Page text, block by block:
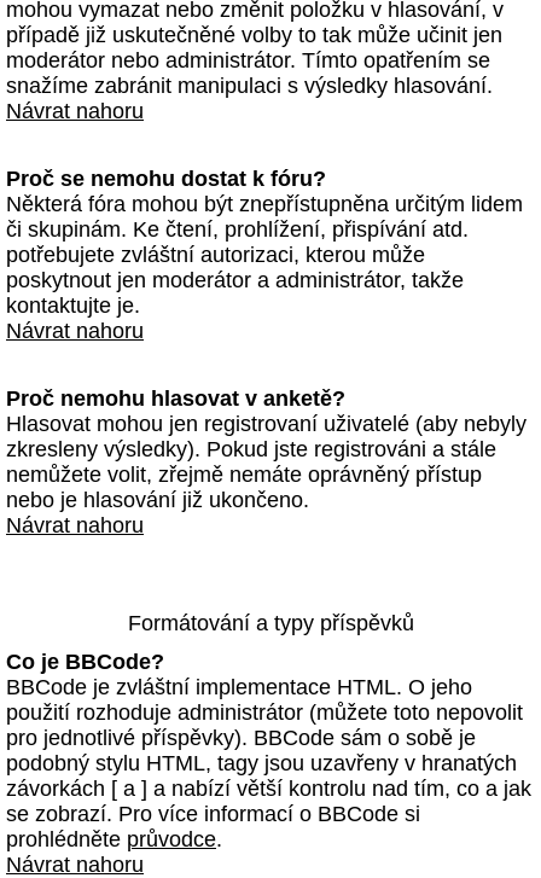
mohou vymazat nebo změnit položku v hlasování, v
případě již uskutečněné volby to tak může učinit jen
moderátor nebo administrátor. Tímto opatřením se
snažíme zabránit manipulaci s výsledky hlasování.
Návrat nahoru
Proč se nemohu dostat k fóru?
Některá fóra mohou být znepřístupněna určitým lidem
či skupinám. Ke čtení, prohlížení, přispívání atd.
potřebujete zvláštní autorizaci, kterou může
poskytnout jen moderátor a administrátor, takže
kontaktujte je.
Návrat nahoru
Proč nemohu hlasovat v anketě?
Hlasovat mohou jen registrovaní uživatelé (aby nebyly
zkresleny výsledky). Pokud jste registrováni a stále
nemůžete volit, zřejmě nemáte oprávněný přístup
nebo je hlasování již ukončeno.
Návrat nahoru
Formátování a typy příspěvků
Co je BBCode?
BBCode je zvláštní implementace HTML. O jeho
použití rozhoduje administrátor (můžete toto nepovolit
pro jednotlivé příspěvky). BBCode sám o sobě je
podobný stylu HTML, tagy jsou uzavřeny v hranatých
závorkách [ a ] a nabízí větší kontrolu nad tím, co a jak
se zobrazí. Pro více informací o BBCode si
prohlédněte průvodce.
Návrat nahoru